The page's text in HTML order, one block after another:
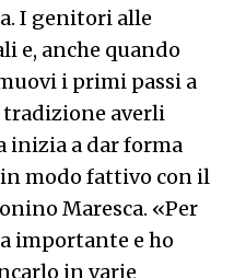
I genitori alle
e, anche quando
i primi passi a
tradizione averli
inizia a dar forma
in modo fattivo con il
Maresca. «Per
importante e ho
in varie